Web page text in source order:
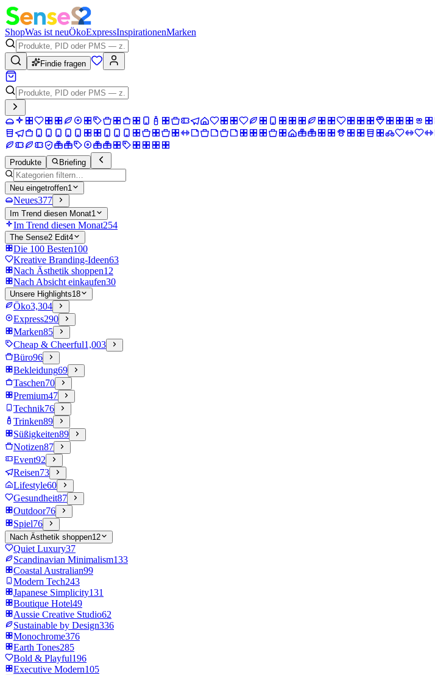
ShopWas ist neuÖkoExpressInspirationenMarken
Findie fragen
Produkte Briefing
Neu eingetroffen1
Neues377
Im Trend diesen Monat1
Im Trend diesen Monat254
The Sense2 Edit4
Die 100 Besten100
Kreative Branding-Ideen63
Nach Ästhetik shoppen12
Nach Absicht einkaufen30
Unsere Highlights18
Öko3,304
Express290
Marken85
Cheap & Cheerful1,003
Büro96
Bekleidung69
Taschen70
Premium47
Technik76
Trinken89
Süßigkeiten89
Notizen87
Event92
Reisen73
Lifestyle60
Gesundheit87
Outdoor76
Spiel76
Nach Ästhetik shoppen12
Quiet Luxury37
Scandinavian Minimalism133
Coastal Australian99
Modern Tech243
Japanese Simplicity131
Boutique Hotel49
Aussie Creative Studio62
Sustainable by Design336
Monochrome376
Earth Tones285
Bold & Playful196
Executive Modern105